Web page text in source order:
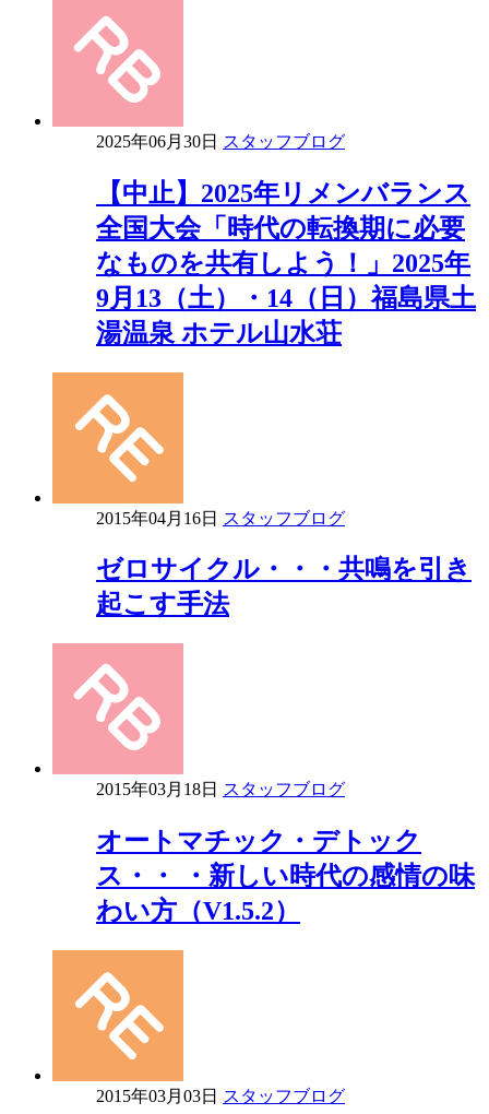
2025年06月30日 スタッフブログ
【中止】2025年リメンバランス
全国大会「時代の転換期に必要
なものを共有しよう！」2025年
9月13（土）・14（日）福島県土
湯温泉 ホテル山水荘
2015年04月16日 スタッフブログ
ゼロサイクル・・・共鳴を引き
起こす手法
2015年03月18日 スタッフブログ
オートマチック・デトック
ス・・ ・新しい時代の感情の味
わい方（V1.5.2）
2015年03月03日 スタッフブログ